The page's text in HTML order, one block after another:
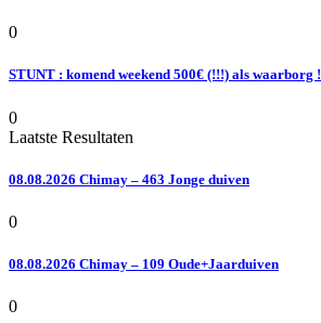
0
STUNT : komend weekend 500€ (!!!) als waarborg !
0
Laatste Resultaten
08.08.2026 Chimay – 463 Jonge duiven
0
08.08.2026 Chimay – 109 Oude+Jaarduiven
0